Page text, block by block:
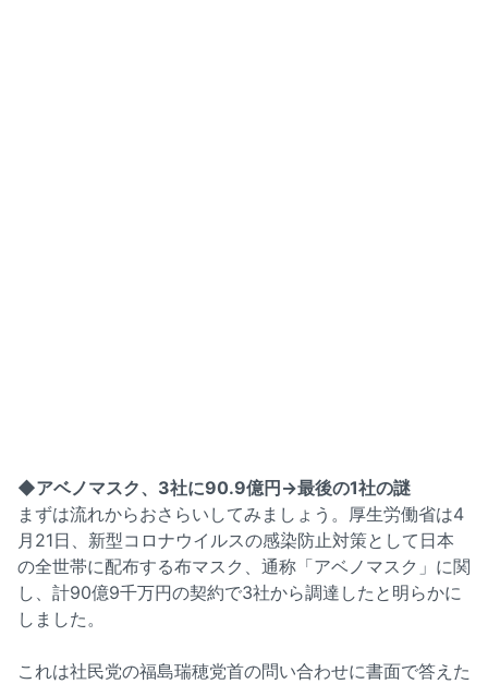
◆アベノマスク、3社に90.9億円→最後の1社の謎
まずは流れからおさらいしてみましょう。厚生労働省は4
月21日、新型コロナウイルスの感染防止対策として日本
の全世帯に配布する布マスク、通称「アベノマスク」に関
し、計90億9千万円の契約で3社から調達したと明らかに
しました。
これは社民党の福島瑞穂党首の問い合わせに書面で答えた